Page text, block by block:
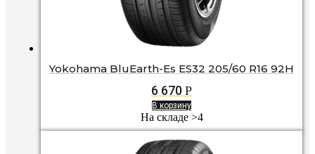
Yokohama BluEarth-Es ES32 205/60 R16 92H
6 670 Р
В корзину
На складе >4